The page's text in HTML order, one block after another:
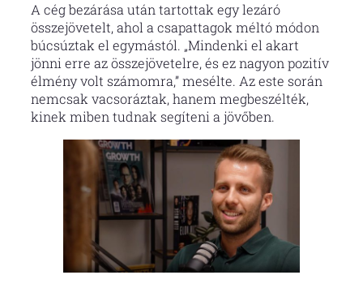
A cég bezárása után tartottak egy lezáró
összejövetelt, ahol a csapattagok méltó módon
búcsúztak el egymástól. „Mindenki el akart
jönni erre az összejövetelre, és ez nagyon pozitív
élmény volt számomra,” mesélte. Az este során
nemcsak vacsoráztak, hanem megbeszélték,
kinek miben tudnak segíteni a jövőben.